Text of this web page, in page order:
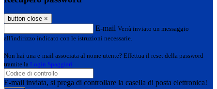
button close ×
E-mail Verrà inviato un messaggio
all'indirizzo indicato con le istruzioni necessarie.
Non hai una e-mail associata al nome utente? Effettua il reset della password
tramite la Login Spaggiari
E-mail inviata, si prega di controllare la casella di posta elettronica!